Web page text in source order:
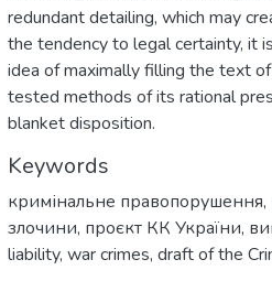
redundant detailing, which may
the tendency to legal certainty, it
idea of maximally filling the text
tested methods of its rational
blanket disposition.
Keywords
кримінальне правопорушення,
злочини, проєкт КК України,
liability, war crimes, draft of the